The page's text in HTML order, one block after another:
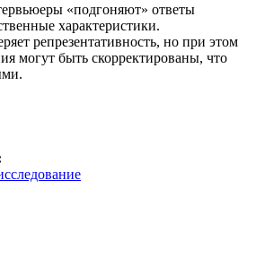
«подгоняют» ответы
характеристики.
репрезентативность, но при этом
могут быть скорректированы, что